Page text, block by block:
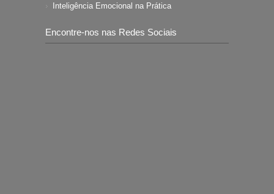
Inteligência Emocional na Prática
Encontre-nos nas Redes Sociais